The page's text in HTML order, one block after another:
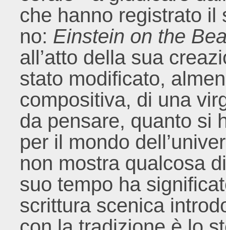
che hanno registrato il
no: Einstein on the
all’atto della sua
stato modificato,
compositiva, di una
da pensare, quanto si
per il mondo
non mostra qualcosa
suo tempo ha
scrittura scenica